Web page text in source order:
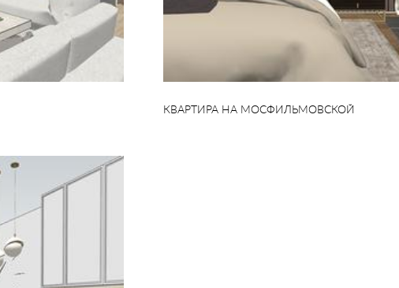
КВАРТИРА НА МОСФИЛЬМОВСКОЙ